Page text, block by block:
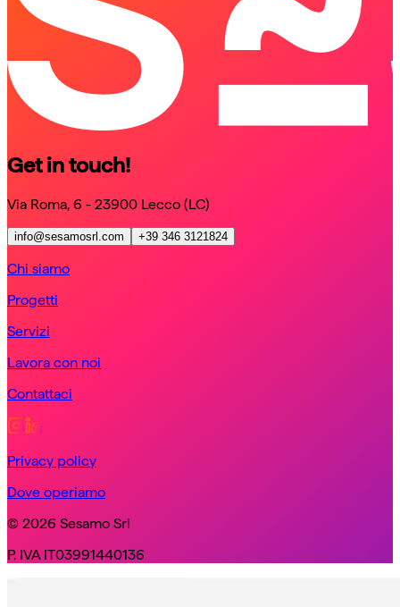
Get in touch!
Via Roma, 6 - 23900 Lecco (LC)
info@sesamosrl.com +39 346 3121824
Chi siamo
Progetti
Servizi
Lavora con noi
Contattaci
Privacy policy
Dove operiamo
© 2026 Sesamo Srl
P. IVA IT03991440136